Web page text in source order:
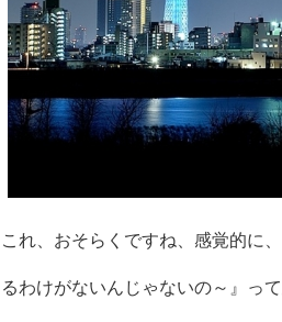
これ、おそらくですね、感覚的に
るわけがないんじゃないの～』っ